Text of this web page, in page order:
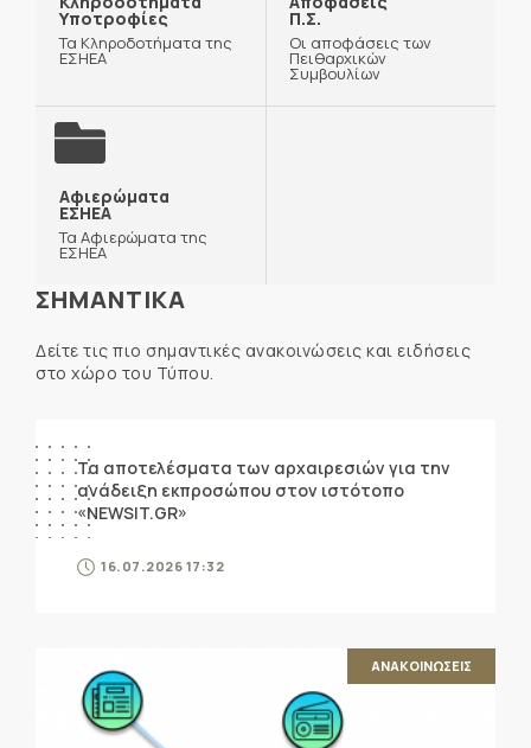
Υποτροφίες
Τα Κληροδοτήματα της
ΕΣΗΕΑ
Π.Σ.
Οι αποφάσεις των
Πειθαρχικών
Συμβουλίων
Αφιερώματα
ΕΣΗΕΑ
Τα Αφιερώματα της
ΕΣΗΕΑ
ΣΗΜΑΝΤΙΚΑ
Δείτε τις πιο σημαντικές ανακοινώσεις και ειδήσεις
στο χώρο του Τύπου.
Τα αποτελέσματα των αρχαιρεσιών για την
ανάδειξη εκπροσώπου στον ιστότοπο
«NEWSIT.GR»
16.07.2026 17:32
ΑΝΑΚΟΙΝΩΣΕΙΣ